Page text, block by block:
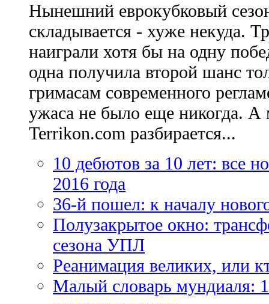
Нынешний еврокубковый
складывается - хуже некуда.
наиграли хотя бы на одну
одна получила второй шанс
гримасам современного
ужаса не было еще никогда. А
Terrikon.com разбирается...
10 дебютов за 10 лет: все
2016 года
36-й пошел: к началу
Полузакрытое окно:
сезона УПЛ
Реанимация великих, или
Малый словарь мундиаля: